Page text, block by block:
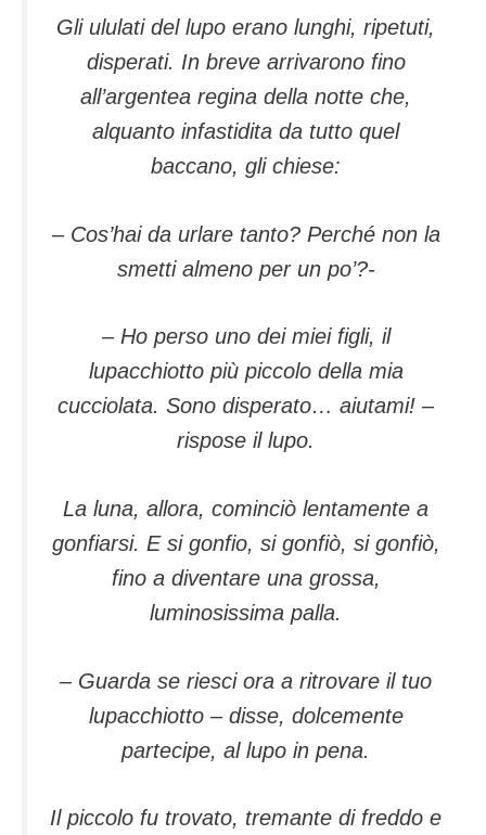
Gli ululati del lupo erano lunghi, ripetuti,
disperati. In breve arrivarono fino
all’argentea regina della notte che,
alquanto infastidita da tutto quel
baccano, gli chiese:
– Cos’hai da urlare tanto? Perché non la
smetti almeno per un po’?-
– Ho perso uno dei miei figli, il
lupacchiotto più piccolo della mia
cucciolata. Sono disperato… aiutami! –
rispose il lupo.
La luna, allora, cominciò lentamente a
gonfiarsi. E si gonfio, si gonfiò, si gonfiò,
fino a diventare una grossa,
luminosissima palla.
– Guarda se riesci ora a ritrovare il tuo
lupacchiotto – disse, dolcemente
partecipe, al lupo in pena.
Il piccolo fu trovato, tremante di freddo e